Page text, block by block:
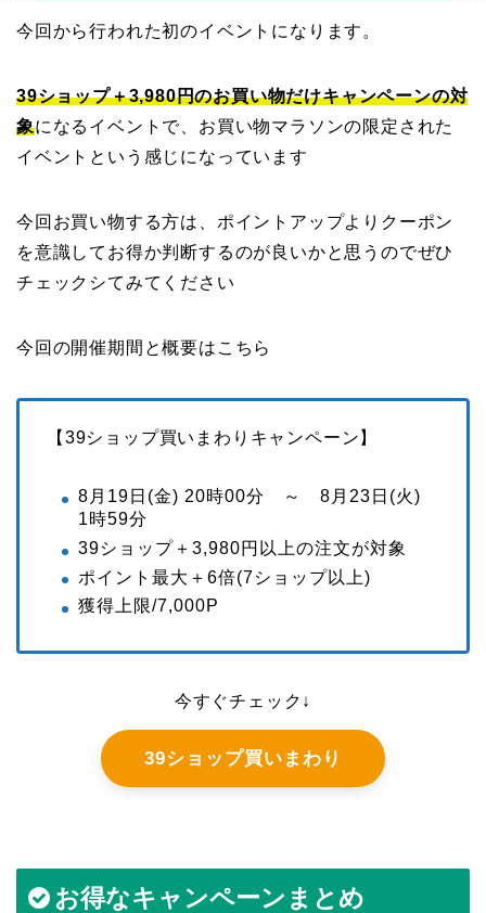
今回から行われた初のイベントになります。
39ショップ＋3,980円のお買い物だけキャンペーンの対
象になるイベントで、お買い物マラソンの限定された
イベントという感じになっています
今回お買い物する方は、ポイントアップよりクーポン
を意識してお得か判断するのが良いかと思うのでぜひ
チェックシてみてください
今回の開催期間と概要はこちら
【39ショップ買いまわりキャンペーン】
8月19日(金) 20時00分 ～ 8月23日(火)
1時59分
39ショップ＋3,980円以上の注文が対象
ポイント最大＋6倍(7ショップ以上)
獲得上限/7,000P
今すぐチェック↓
39ショップ買いまわり
お得なキャンペーンまとめ